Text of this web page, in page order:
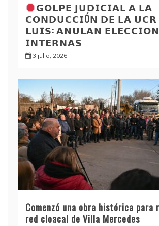
𝗚𝗢𝗟𝗣𝗘 𝗝𝗨𝗗𝗜𝗖𝗜𝗔𝗟 𝗔 𝗟𝗔
𝗖𝗢𝗡𝗗𝗨𝗖𝗖𝗜Ó𝗡 𝗗𝗘 𝗟𝗔
𝗟𝗨𝗜𝗦: 𝗔𝗡𝗨𝗟𝗔𝗡
𝗜𝗡𝗧𝗘𝗥𝗡𝗔𝗦
3 julio, 2026
Comenzó una obra histórica para
red cloacal de Villa Mercedes